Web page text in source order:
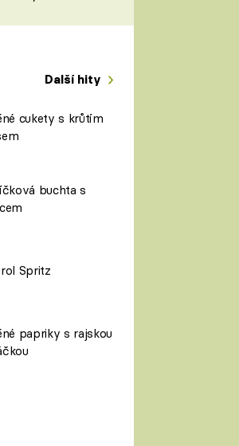
Další hity
cukety s krůtím
buchta s
Spritz
papriky s rajskou